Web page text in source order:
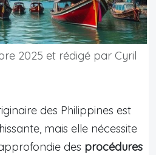
2025 et rédigé par Cyril
des Philippines est
mais elle nécessite
des procédures